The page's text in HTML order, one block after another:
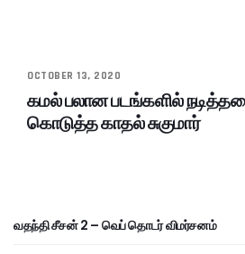
OCTOBER 13, 2020
கமல் பலான படங்களில்
கொடுத்த காதல் சுகுமார்
வதந்தி சீசன் 2 – வெப் தொடர் விமர்சனம்